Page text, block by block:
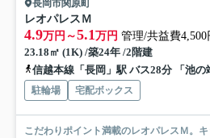
長岡市関原町
レオパレスＭ
4.9万円～5.1万円 管理/共益費4,500
23.18㎡ (1K) /築24年 /2階建
信越本線「長岡」駅 バス28分 「池の
駐輪場 宅配ボックス
こだわりポイント満載のレオパレスＭ。